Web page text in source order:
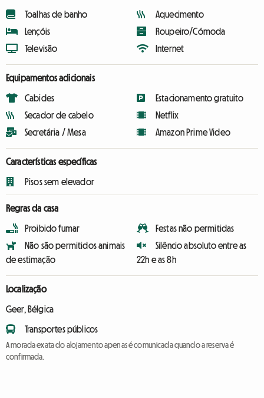
Toalhas de banho
Lençóis
Televisão
Aquecimento
Roupeiro/Cómoda
Internet
Equipamentos adicionais
Cabides
Secador de cabelo
Secretária / Mesa
Estacionamento gratuito
Netflix
Amazon Prime Video
Características específicas
Pisos sem elevador
Regras da casa
Proibido fumar
Não são permitidos animais
de estimação
Festas não permitidas
Silêncio absoluto entre as
22h e as 8h
Localização
Geer, Bélgica
Transportes públicos
A morada exata do alojamento apenas é comunicada quando a reserva é
confirmada.